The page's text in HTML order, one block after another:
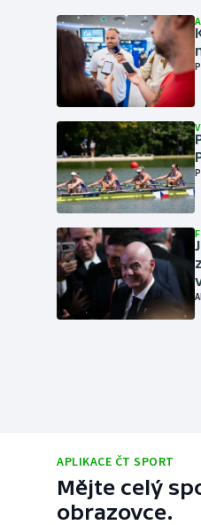
APLIKACE ČT SPORT
Mějte celý
obrazovce.